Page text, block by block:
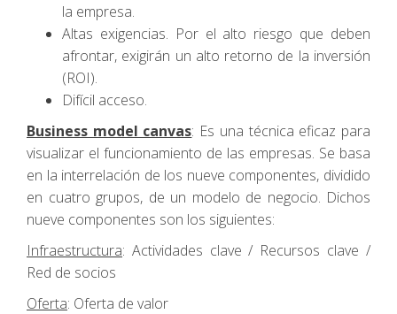
la empresa.
Altas exigencias. Por el alto riesgo que deben
afrontar, exigirán un alto retorno de la inversión
(ROI).
Difícil acceso.
Business model canvas: Es una técnica eficaz para
visualizar el funcionamiento de las empresas. Se basa
en la interrelación de los nueve componentes, dividido
en cuatro grupos, de un modelo de negocio. Dichos
nueve componentes son los siguientes:
Infraestructura: Actividades clave / Recursos clave /
Red de socios
Oferta: Oferta de valor